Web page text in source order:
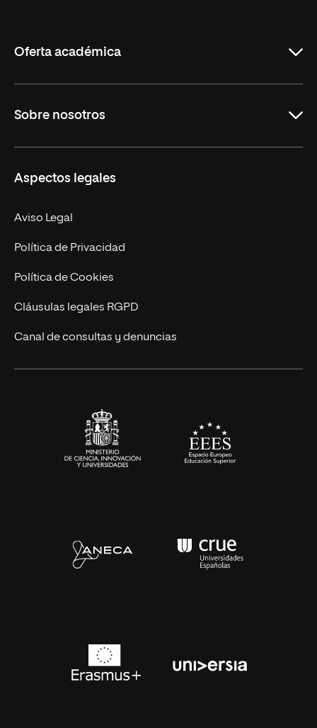
Oferta académica
Másteres Oficiales
Doctorados
Experto Universitario
Postgrados
Cursos Universitarios
Sobre nosotros
Facultades
Nuestro Equipo
Trabaja en UNIR
Actualidad
UNIR Revista
Eventos
Aspectos legales
Aviso Legal
Política de Privacidad
Política de Cookies
Cláusulas legales RGPD
Canal de consultas y denuncias